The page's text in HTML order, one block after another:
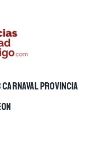
CARNAVALPROVINCIA